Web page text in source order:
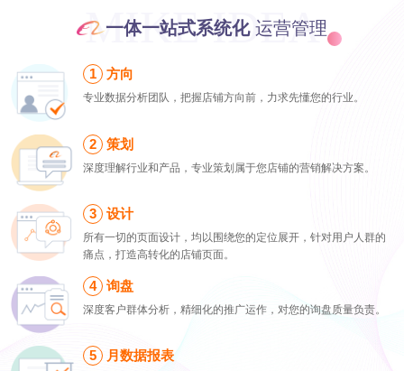
MIKE IDEA
一体一站式系统化运营管理
方向
专业数据分析团队，把握店铺方向前，力求先懂您的行业。
策划
深度理解行业和产品，专业策划属于您店铺的营销解决方案。
设计
所有一切的页面设计，均以围绕您的定位展开，针对用户人群的
痛点，打造高转化的店铺页面。
询盘
深度客户群体分析，精细化的推广运作，对您的询盘质量负责。
月数据报表